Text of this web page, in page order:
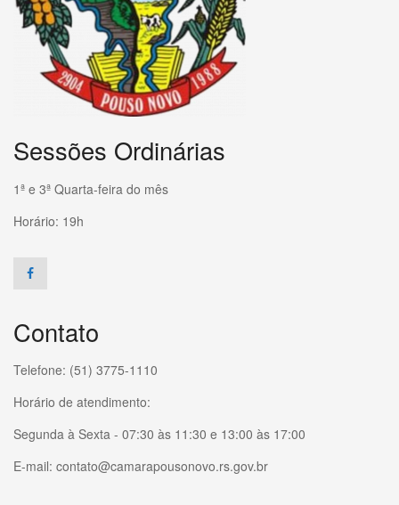
Sessões Ordinárias
1ª e 3ª Quarta-feira do mês
Horário: 19h
Contato
Telefone: (51) 3775-1110
Horário de atendimento:
Segunda à Sexta - 07:30 às 11:30 e 13:00 às 17:00
E-mail: contato@camarapousonovo.rs.gov.br